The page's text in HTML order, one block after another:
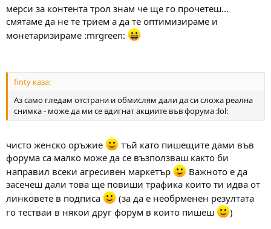
мерси за контента трол знам че ще го прочетеш...
смятаме да не те трием а да те оптимизираме и
монетаризираме :mrgreen:
finty каза:
Аз само гледам отстрани и обмислям дали да си сложа реална
снимка - може да ми се вдигнат акциите във форума :lol:
чисто женско оръжие
тъй като пишещите дами във
форума са малко може да се възползваш както би
направил всеки агресивен маркетър
Важното е да
засечеш дали това ще повиши трафика които ти идва от
линковете в подписа
(за да е необрменен резултата
го тестваи в някои друг форум в които пишеш
)